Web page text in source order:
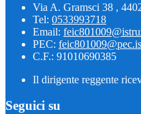
Via A. Gramsci 38 ,
Tel: 0533993718
Email:
PEC:
C.F.: 91010690385
Il dirigente reggente
Seguici su